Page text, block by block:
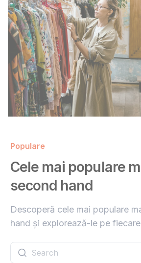
Populare
Cele mai populare
second hand
Descoperă cele mai populare
hand și explorează-le pe